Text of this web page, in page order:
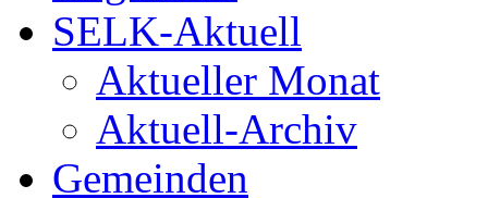
SELK-Aktuell
Aktueller Monat
Aktuell-Archiv
Gemeinden